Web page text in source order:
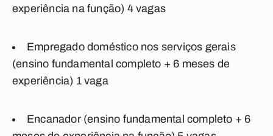
experiência na função) 4 vagas
Empregado doméstico nos serviços gerais
(ensino fundamental completo + 6 meses de
experiência) 1 vaga
Encanador(ensino fundamental completo + 6